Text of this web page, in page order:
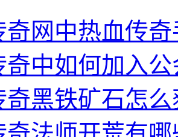
奇网中热血传
奇中如何加入公
奇黑铁矿石怎